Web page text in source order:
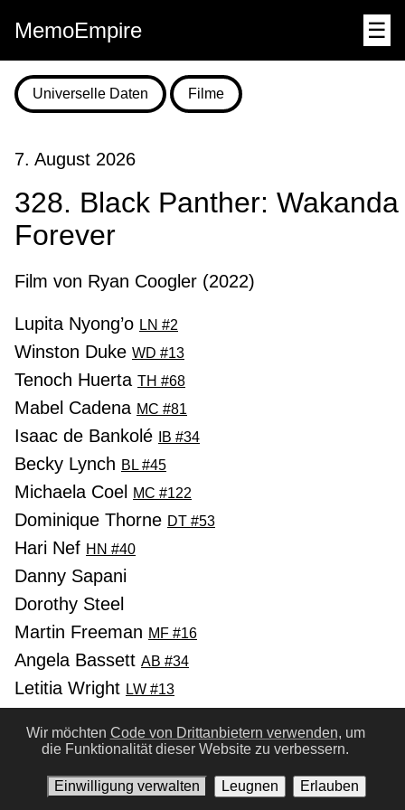
MemoEmpire ☰
Universelle Daten Filme
7. August 2026
328. Black Panther: Wakanda
Forever
Film von Ryan Coogler (2022)
Lupita Nyong’o LN #2
Winston Duke WD #13
Tenoch Huerta TH #68
Mabel Cadena MC #81
Isaac de Bankolé IB #34
Becky Lynch BL #45
Michaela Coel MC #122
Dominique Thorne DT #53
Hari Nef HN #40
Danny Sapani
Dorothy Steel
Martin Freeman MF #16
Angela Bassett AB #34
Letitia Wright LW #13
Daniel KaluuyaDK #29
Kamaru UsmanKU #4
Lake Bell
Wir möchten Code von Drittanbietern verwenden, um
die Funktionalität dieser Website zu verbessern.
Einwilligung verwalten Leugnen Erlauben